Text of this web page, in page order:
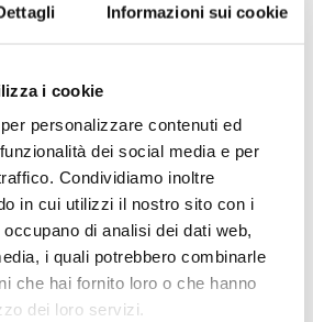
Informazioni sui cookie
i cookie
personalizzare contenuti ed
dei social media e per
Condividiamo inoltre
in cui utilizzi il nostro sito con i
di analisi dei dati web,
i quali potrebbero combinarle
che hai fornito loro o che hanno
dei loro servizi.